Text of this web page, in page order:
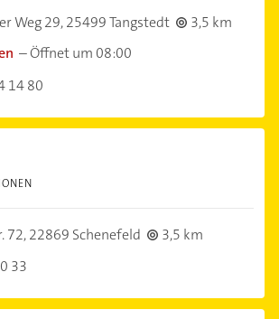
Weg 29,25499 Tangstedt
3,5 km
–Öffnet um 08:00
14 80
72,22869 Schenefeld
3,5 km
33